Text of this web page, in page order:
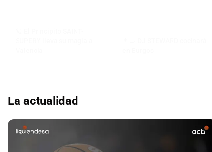
La actualidad